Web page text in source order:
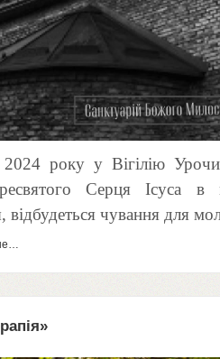
2024року у Вігілію
Серця Ісуса в
чування для